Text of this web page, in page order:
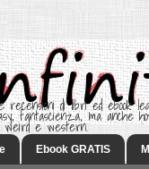
recensioni di libri ed ebook
fantascienza, ma anche
weird e western.
Ebook GRATIS